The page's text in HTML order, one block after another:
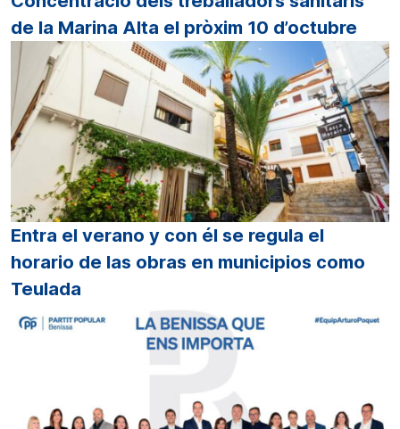
de la Marina Alta el pròxim 10 d’octubre
Entra el verano y con él se regula el
horario de las obras en municipios como
Teulada